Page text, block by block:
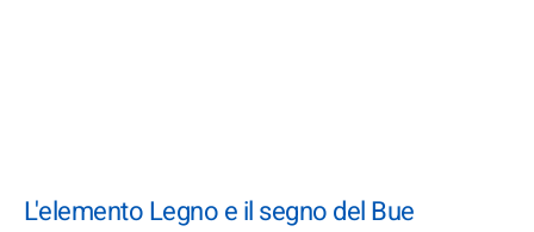
L'elemento Legno e il segno del Bue